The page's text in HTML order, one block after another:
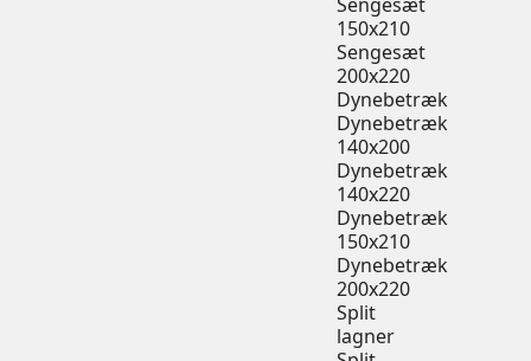
150x210
Sengesæt
200x220
Dynebetræk
Dynebetræk
140x200
Dynebetræk
140x220
Dynebetræk
150x210
Dynebetræk
200x220
Split
lagner